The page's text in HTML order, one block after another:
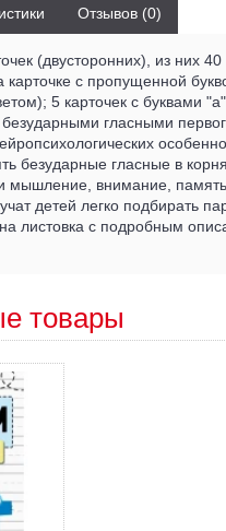
Отзывов (0)
(двусторонних), из них
с пропущенной
5 карточек с буквами
гласными
безударные гласные в
мышление, внимание,
детей легко подбирать
листовка с подробным
товары